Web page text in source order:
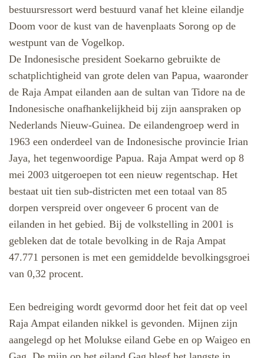
bestuursressort werd bestuurd vanaf het kleine eilandje
Doom voor de kust van de havenplaats Sorong op de
westpunt van de Vogelkop.
De Indonesische president Soekarno gebruikte de
schatplichtigheid van grote delen van Papua, waaronder
de Raja Ampat eilanden aan de sultan van Tidore na de
Indonesische onafhankelijkheid bij zijn aanspraken op
Nederlands Nieuw-Guinea. De eilandengroep werd in
1963 een onderdeel van de Indonesische provincie Irian
Jaya, het tegenwoordige Papua. Raja Ampat werd op 8
mei 2003 uitgeroepen tot een nieuw regentschap. Het
bestaat uit tien sub-districten met een totaal van 85
dorpen verspreid over ongeveer 6 procent van de
eilanden in het gebied. Bij de volkstelling in 2001 is
gebleken dat de totale bevolking in de Raja Ampat
47.771 personen is met een gemiddelde bevolkingsgroei
van 0,32 procent.
Een bedreiging wordt gevormd door het feit dat op veel
Raja Ampat eilanden nikkel is gevonden. Mijnen zijn
aangelegd op het Molukse eiland Gebe en op Waigeo en